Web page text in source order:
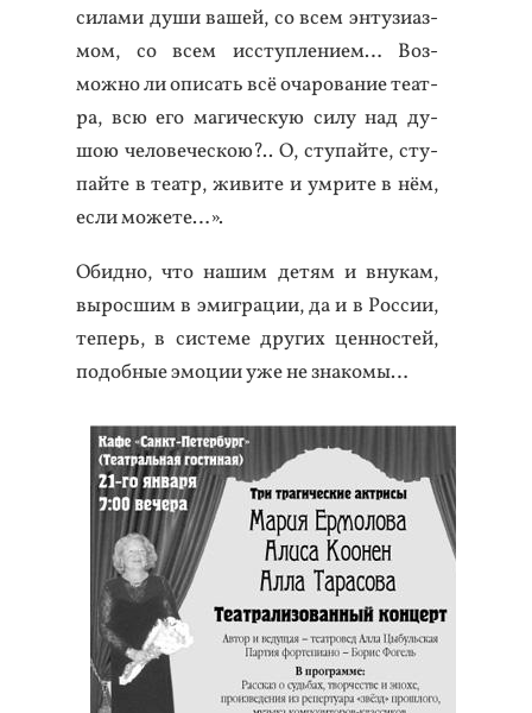
си­лами ду­ши ва­шей, со всем эн­ту­зи­аз­
мом, со всем ис­ступ­ле­ни­ем… Воз­
можно ли опи­сать всё оча­рова­ние те­ат­
ра, всю его ма­гичес­кую си­лу над ду­
шою че­лове­чес­кою?.. О, сту­пай­те, сту­
пай­те в те­атр, жи­вите и ум­ри­те в нём,
ес­ли мо­жете…».
Обид­но, что на­шим де­тям и вну­кам,
вы­рос­шим в эмиг­ра­ции, да и в Рос­сии,
те­перь, в сис­те­ме дру­гих цен­ностей,
по­доб­ные эмо­ции уже не зна­комы…